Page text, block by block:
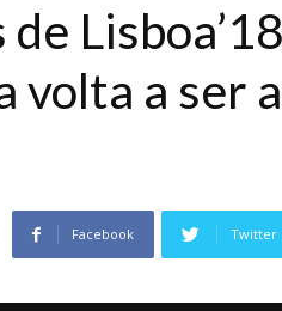
de
volta a ser
Facebook Twitter